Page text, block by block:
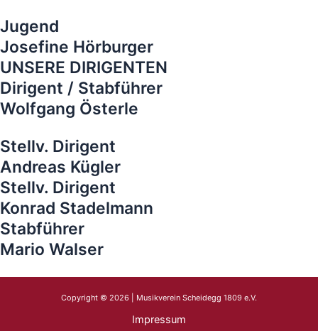
Jugend
Josefine Hörburger
UNSERE DIRIGENTEN
Dirigent / Stabführer
Wolfgang Österle
Stellv. Dirigent
Andreas Kügler
Stellv. Dirigent
Konrad Stadelmann
Stabführer
Mario Walser
Copyright © 2026 | Musikverein Scheidegg 1809 e.V.
Impressum